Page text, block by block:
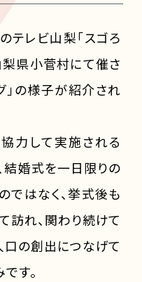
テレビ山梨「スゴろ
梨県小菅村にて催さ
」の様子が紹介され
力して実施される
結婚式を一日限りの
ではなく、挙式後も
訪れ、関わり続けて
口の創出につなげて
す。